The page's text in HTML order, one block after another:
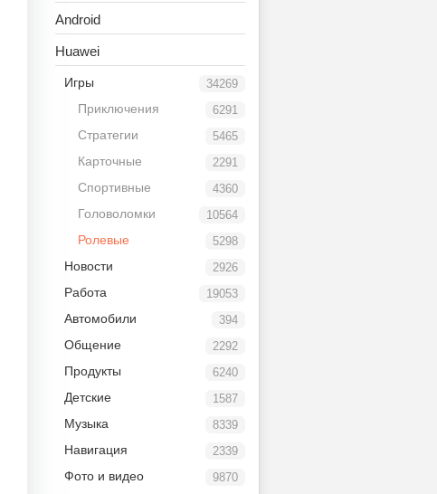
Android
Huawei
34269
Игры
6291
Приключения
5465
Стратегии
2291
Карточные
4360
Спортивные
10564
Головоломки
5298
Ролевые
2926
Новости
19053
Работа
394
Автомобили
2292
Общение
6240
Продукты
1587
Детские
8339
Музыка
2339
Навигация
9870
Фото и видео